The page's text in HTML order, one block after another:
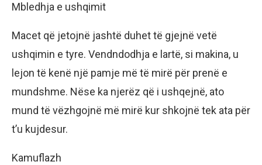
Mbledhja e ushqimit
Macet që jetojnë jashtë duhet të gjejnë vetë
ushqimin e tyre. Vendndodhja e lartë, si makina, u
lejon të kenë një pamje më të mirë për prenë e
mundshme. Nëse ka njerëz që i ushqejnë, ato
mund të vëzhgojnë më mirë kur shkojnë tek ata për
t’u kujdesur.
Kamuflazh